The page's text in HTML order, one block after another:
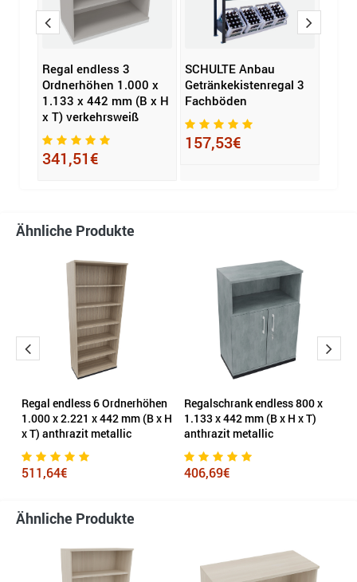
Regal endless 3
Ordnerhöhen 1.000 x
1.133 x 442 mm (B x H
x T) verkehrsweiß
341,51€
SCHULTE Anbau
Getränkekistenregal 3
Fachböden
157,53€
Ähnliche Produkte
Regal endless 6 Ordnerhöhen
1.000 x 2.221 x 442 mm (B x H
x T) anthrazit metallic
511,64€
Regalschrank endless 800 x
1.133 x 442 mm (B x H x T)
anthrazit metallic
406,69€
Ähnliche Produkte